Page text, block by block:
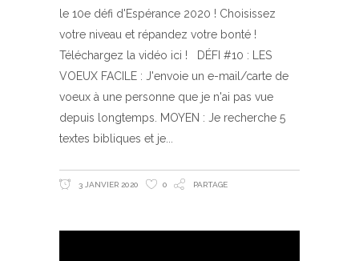
le 10e défi d'Espérance 2020 ! Choisissez
votre niveau et répandez votre bonté !
Téléchargez la vidéo ici ! DÉFI #10 : LES
VOEUX FACILE : J'envoie un e-mail/carte de
voeux à une personne que je n'ai pas vue
depuis longtemps. MOYEN : Je recherche 5
textes bibliques et je
3 JANVIER 2020 0 PARTAGE